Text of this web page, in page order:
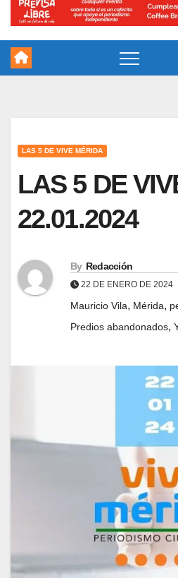
LAS 5 DE VIVE MÉRIDA
LAS 5 DE
22.01.2024
By Redacción
22 DE ENERO DE 2024
Mauricio Vila, Mérida,
Predios abandonados,